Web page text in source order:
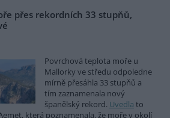
přes rekordních 33 stupňů,
Povrchová teplota moře u
Mallorky ve středu odpoledne
mírně přesáhla 33 stupňů a
tím zaznamenala nový
španělský rekord. Uvedla to
která poznamenala, že moře v okolí